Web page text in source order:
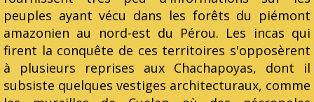
peuples ayant vécu dans les forêts du piémont
amazonien au nord-est du Pérou. Les incas qui
firent la conquête de ces territoires s'opposèrent
à plusieurs reprises aux Chachapoyas, dont il
subsiste quelques vestiges architecturaux, comme